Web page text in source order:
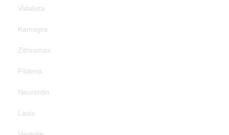
Vidalista
Kamagra
Zithromax
Fildena
Neurontin
Lasix